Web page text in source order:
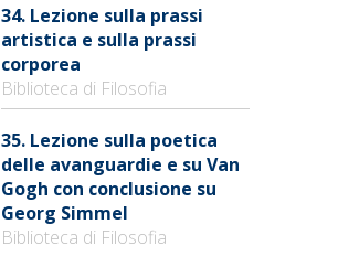
34. Lezione sulla prassi
artistica e sulla prassi
corporea
Biblioteca di Filosofia
35. Lezione sulla poetica
delle avanguardie e su Van
Gogh con conclusione su
Georg Simmel
Biblioteca di Filosofia